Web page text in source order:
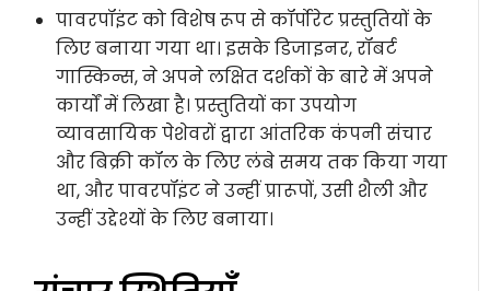
पावरपॉइंट को विशेष रूप से कॉर्पोरेट प्रस्तुतियों के
लिए बनाया गया था। इसके डिजाइनर, रॉबर्ट
गास्किन्स, ने अपने लक्षित दर्शकों के बारे में अपने
कार्यों में लिखा है। प्रस्तुतियों का उपयोग
व्यावसायिक पेशेवरों द्वारा आंतरिक कंपनी संचार
और बिक्री कॉल के लिए लंबे समय तक किया गया
था, और पावरपॉइंट ने उन्हीं प्रारूपों, उसी शैली और
उन्हीं उद्देश्यों के लिए बनाया।